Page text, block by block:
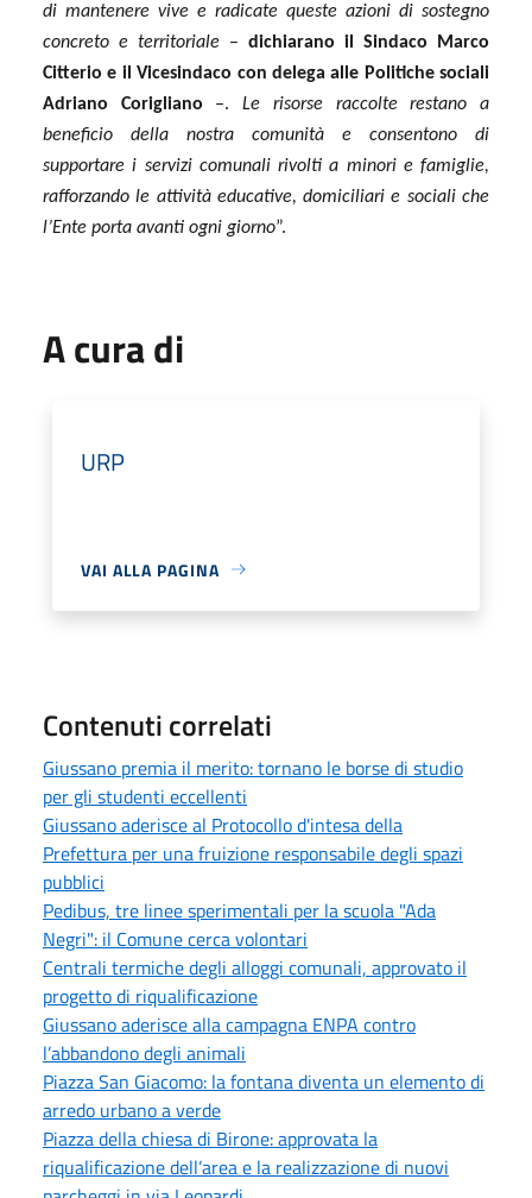
di mantenere vive e radicate queste azioni di sostegno
concreto e territoriale – dichiarano il Sindaco Marco
Citterio e il Vicesindaco con delega alle Politiche sociali
Adriano Corigliano –.Le risorse raccolte restano a
beneficio della nostra comunità e consentono di
supportare i servizi comunali rivolti a minori e famiglie,
rafforzando le attività educative, domiciliari e sociali che
l’Ente porta avanti ogni giorno”.
A cura di
URP
VAI ALLA PAGINA
Contenuti correlati
Giussano premia il merito: tornano le borse di studio
per gli studenti eccellenti
Giussano aderisce al Protocollo d'intesa della
Prefettura per una fruizione responsabile degli spazi
pubblici
Pedibus, tre linee sperimentali per la scuola "Ada
Negri": il Comune cerca volontari
Centrali termiche degli alloggi comunali, approvato il
progetto di riqualificazione
Giussano aderisce alla campagna ENPA contro
l’abbandono degli animali
Piazza San Giacomo: la fontana diventa un elemento di
arredo urbano a verde
Piazza della chiesa di Birone: approvata la
riqualificazione dell’area e la realizzazione di nuovi